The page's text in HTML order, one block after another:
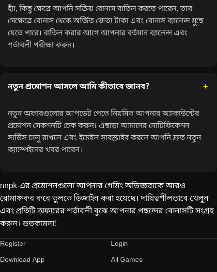
হ্যাঁ, কিছু ক্ষেত্রে আপনি সক্রিয় বোনাস বাতিল করতে পারেন, তবে
সেক্ষেত্রে বোনাস থেকে অর্জিত জেতা টাকা এবং বোনাস ব্যালেন্স মুছে
যেতে পারে। বাতিল করার আগে আপনার বর্তমান ব্যালেন্স এবং
শর্তাবলী পরীক্ষা করুন।
নতুন প্রমোশন আসলে আমি কীভাবে জানব?
নতুন অফারগুলোর আপডেট পেতে নিয়মিত আপনার অ্যাকাউন্টের
প্রমোশন সেকশনটি চেক করুন। এছাড়া আমাদের নোটিফিকেশন
সার্ভিস চালু রাখলে এবং ইমেইল সাবস্ক্রাইব করলে আপনি দ্রুত নতুন
ক্যাম্পেইনের খবর পাবেন।
nnpk-এর প্রমোশনগুলো আপনার গেমিং অভিজ্ঞতাকে আরও
রোমাঞ্চকর করে তুলতে ডিজাইন করা হয়েছে। দায়িত্বশীলভাবে খেলুন
এবং প্রতিটি অফারের শর্তাবলী বুঝে আপনার পছন্দের বোনাসটি সংগ্রহ
করুন। শুভকামনা!
Register
Login
Download App
All Games